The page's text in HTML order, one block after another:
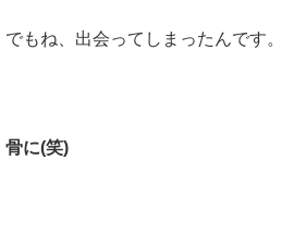
でもね、出会ってしまったんです。
骨に(笑)